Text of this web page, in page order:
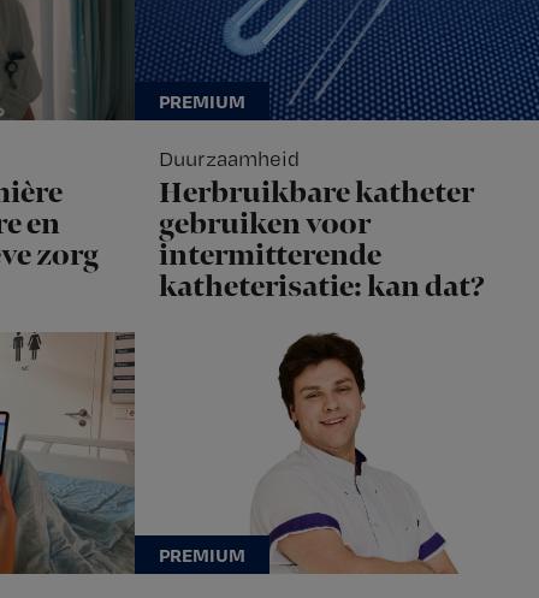
en
zorg
Duurzaamheid
Herbruikbare katheter
gebruiken voor
intermitterende
katheterisatie: kan dat?